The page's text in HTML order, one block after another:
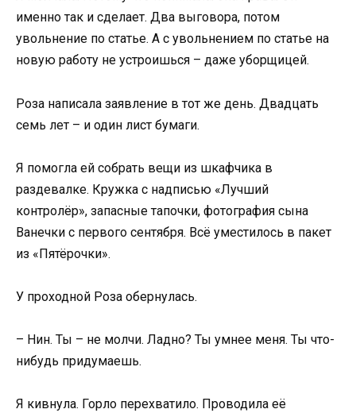
именно так и сделает. Два выговора, потом
увольнение по статье. А с увольнением по статье на
новую работу не устроишься – даже уборщицей.
Роза написала заявление в тот же день. Двадцать
семь лет – и один лист бумаги.
Я помогла ей собрать вещи из шкафчика в
раздевалке. Кружка с надписью «Лучший
контролёр», запасные тапочки, фотография сына
Ванечки с первого сентября. Всё уместилось в пакет
из «Пятёрочки».
У проходной Роза обернулась.
– Нин. Ты – не молчи. Ладно? Ты умнее меня. Ты что-
нибудь придумаешь.
Я кивнула. Горло перехватило. Проводила её